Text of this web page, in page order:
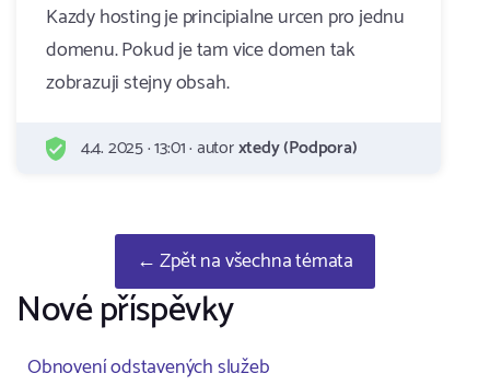
Kazdy hosting je principialne urcen pro jednu
domenu. Pokud je tam vice domen tak
zobrazuji stejny obsah.
4.4. 2025 · 13:01 · autorxtedy (Podpora)
← Zpět na všechna témata
Nové příspěvky
Obnovení odstavených služeb